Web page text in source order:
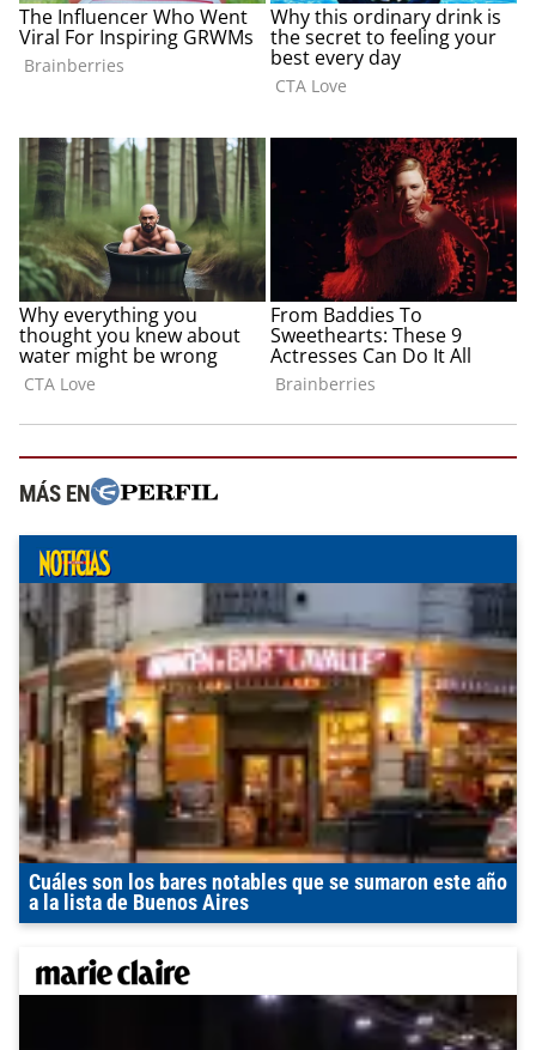
MÁS EN
Cuáles son los bares notables que se sumaron este año
a la lista de Buenos Aires